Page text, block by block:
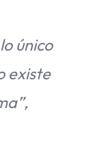
único
existe